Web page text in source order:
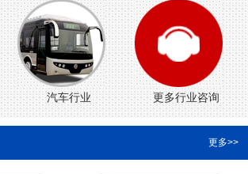
汽车行业 更多行业咨询
更多>>